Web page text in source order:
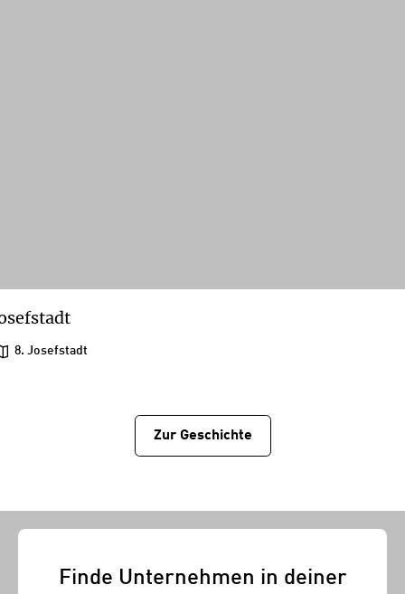
8. Josefstadt
Zur Geschichtе
Finde Unternehmen in deiner